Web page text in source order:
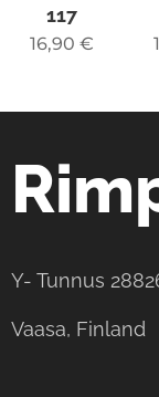
117
16,90 €
Y- Tunnus
Vaasa, Finland